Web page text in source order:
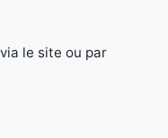
le site ou par